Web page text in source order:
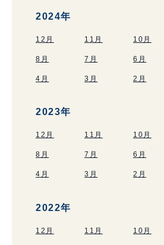
2024年
12月 11月 10月
8月 7月 6月
4月 3月 2月
2023年
12月 11月 10月
8月 7月 6月
4月 3月 2月
2022年
12月 11月 10月